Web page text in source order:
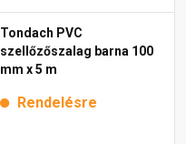
Tondach PVC
szellőzőszalag barna 100
mm x 5 m
Rendelésre